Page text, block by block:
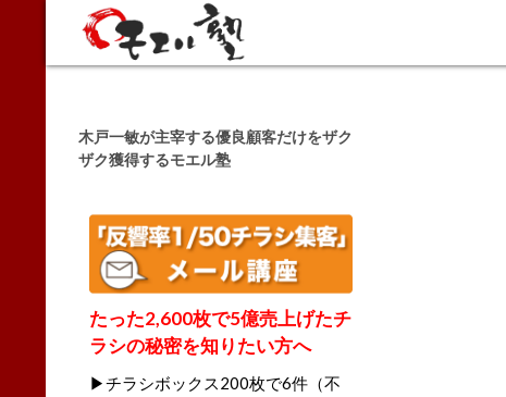
Search
木戸一敏が主宰する優良顧客だけをザク
ザク獲得するモエル塾
たった2,600枚で5億売上げたチ
ラシの秘密を知りたい方へ
▶チラシボックス200枚で6件（不